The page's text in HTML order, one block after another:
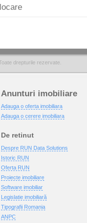
drepturile rezervate.
Anunturi imobiliare
Adauga o oferta imobiliara
Adauga o cerere imobiliara
De retinut
Despre RUN Data Solutions
Istoric RUN
Oferta RUN
Proiecte imobiliare
Software imobiliar
Legislatie imobiliară
Tipografii Romania
ANPC